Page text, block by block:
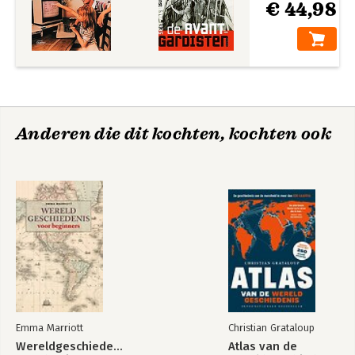
€ 44,98
Anderen die dit kochten, kochten ook
Emma Marriott
Wereldgeschiedenis
Christian Grataloup
Atlas van de